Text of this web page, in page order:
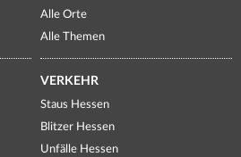
Alle Orte
Alle Themen
VERKEHR
Staus Hessen
Blitzer Hessen
Unfälle Hessen